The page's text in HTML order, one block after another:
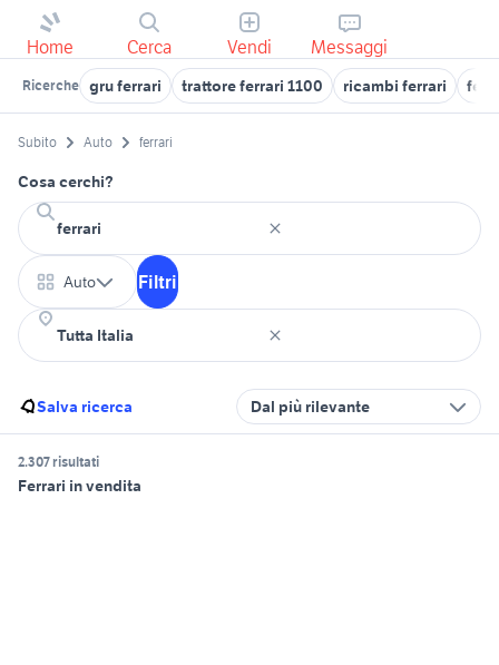
Home Cerca Vendi Messaggi
Ricerche gru ferrari trattore ferrari 1100 ricambi ferrari
Subito Auto ferrari
Cosa cerchi?
Auto Filtri
Salva ricerca Dal più rilevante
2.307 risultati
Ferrari in vendita